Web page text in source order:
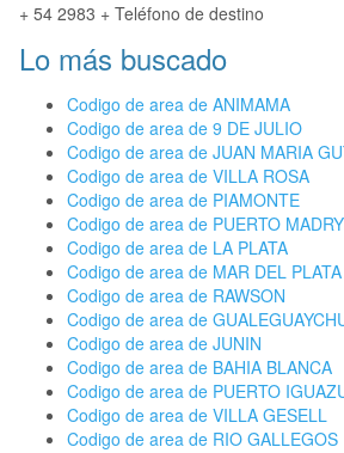
+ 54 2983 + Teléfono de destino
Lo más buscado
Codigo de area de ANIMAMA
Codigo de area de 9 DE JULIO
Codigo de area de JUAN MARIA
Codigo de area de VILLA ROSA
Codigo de area de PIAMONTE
Codigo de area de PUERTO
Codigo de area de LA PLATA
Codigo de area de MAR DEL PLATA
Codigo de area de RAWSON
Codigo de area de
Codigo de area de JUNIN
Codigo de area de BAHIA BLANCA
Codigo de area de PUERTO
Codigo de area de VILLA GESELL
Codigo de area de RIO GALLEGOS